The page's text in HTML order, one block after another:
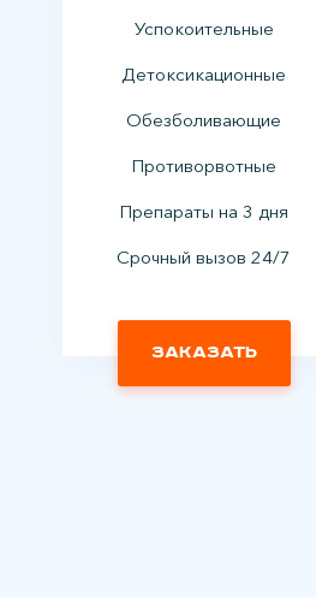
Успокоительные
Детоксикационные
Обезболивающие
Противорвотные
Препараты на 3 дня
Срочный вызов 24/7
Заказать